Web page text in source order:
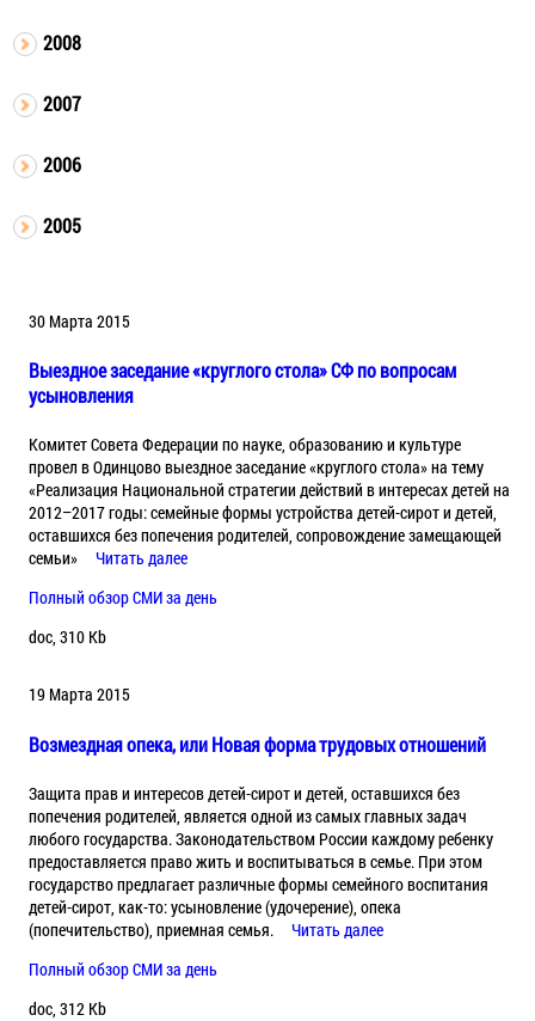
2008
2007
2006
2005
30 Марта 2015
Выездное заседание «круглого стола» СФ по вопросам
усыновления
Комитет Совета Федерации по науке, образованию и культуре
провел в Одинцово выездное заседание «круглого стола» на тему
«Реализация Национальной стратегии действий в интересах детей на
2012–2017 годы: семейные формы устройства детей-сирот и детей,
оставшихся без попечения родителей, сопровождение замещающей
семьи»
Читать далее
Полный обзор СМИ за день
doc, 310 Kb
19 Марта 2015
Возмездная опека, или Новая форма трудовых отношений
Защита прав и интересов детей-сирот и детей, оставшихся без
попечения родителей, является одной из самых главных задач
любого государства. Законодательством России каждому ребенку
предоставляется право жить и воспитываться в семье. При этом
государство предлагает различные формы семейного воспитания
детей-сирот, как-то: усыновление (удочерение), опека
(попечительство), приемная семья.
Читать далее
Полный обзор СМИ за день
doc, 312 Kb